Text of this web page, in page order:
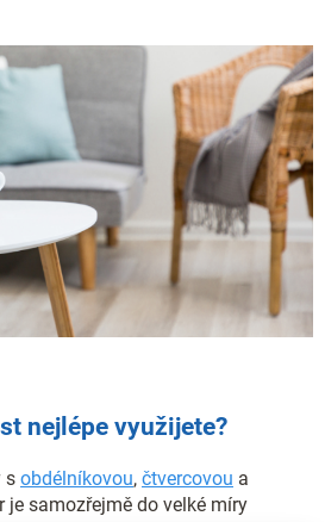
nejlépe využijete?
s obdélníkovou, čtvercovou a
je samozřejmě do velké míry